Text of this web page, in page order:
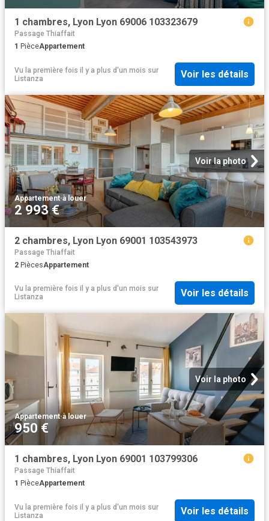
1 chambres, Lyon Lyon 69006 103323679
Passage Thiaffait
1 PièceAppartement
Vu la première fois il y a plus d'un mois sur
Listanza
Voir les détails
Voir la photo
Appartement·à louer
2 993 €
2 chambres, Lyon Lyon 69001 103543973
Passage Thiaffait
2 PiècesAppartement
Vu la première fois il y a plus d'un mois sur
Listanza
Voir les détails
Voir la photo
Appartement·à louer
950 €
1 chambres, Lyon Lyon 69001 103799306
Passage Thiaffait
1 PièceAppartement
Vu la première fois il y a plus d'un mois sur
Listanza
Voir les détails